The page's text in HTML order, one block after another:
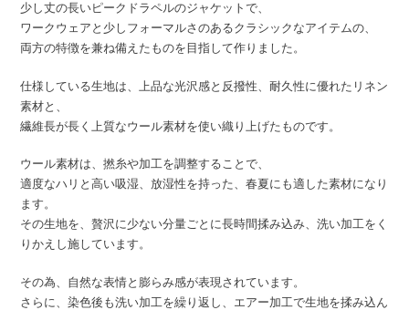
少し丈の長いピークドラペルのジャケットで、
ワークウェアと少しフォーマルさのあるクラシックなアイテムの、
両方の特徴を兼ね備えたものを目指して作りました。
仕様している生地は、上品な光沢感と反撥性、耐久性に優れたリネン
素材と、
繊維長が長く上質なウール素材を使い織り上げたものです。
ウール素材は、撚糸や加工を調整することで、
適度なハリと高い吸湿、放湿性を持った、春夏にも適した素材になり
ます。
その生地を、贅沢に少ない分量ごとに長時間揉み込み、洗い加工をく
りかえし施しています。
その為、自然な表情と膨らみ感が表現されています。
さらに、染色後も洗い加工を繰り返し、エアー加工で生地を揉み込ん